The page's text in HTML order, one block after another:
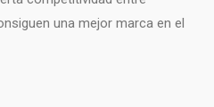
una mejor marca en el